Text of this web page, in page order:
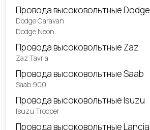
Провода высоковольтные Dodge
Dodge Caravan
Dodge Neon
Провода высоковольтные Zaz
Zaz Tavria
Провода высоковольтные Saab
Saab 900
Провода высоковольтные Isuzu
Isuzu Trooper
Провода высоковольтные Lancia